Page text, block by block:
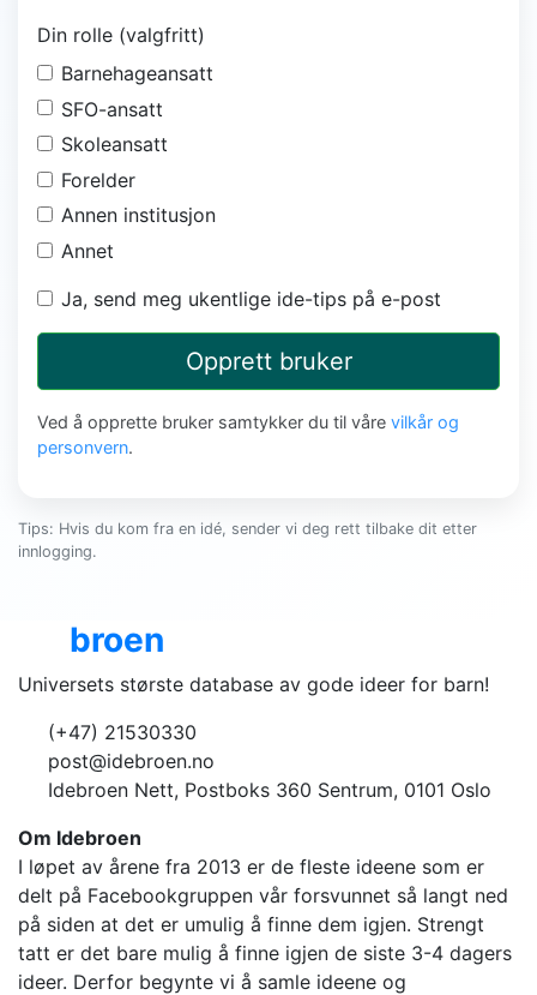
Din rolle (valgfritt)
Barnehageansatt
SFO-ansatt
Skoleansatt
Forelder
Annen institusjon
Annet
Ja, send meg ukentlige ide-tips på e-post
Opprett bruker
Ved å opprette bruker samtykker du til våre vilkår og
personvern.
Tips: Hvis du kom fra en idé, sender vi deg rett tilbake dit etter
innlogging.
broen
Universets største database av gode ideer for barn!
(+47) 21530330
post@idebroen.no
Idebroen Nett, Postboks 360 Sentrum, 0101 Oslo
Om Idebroen
I løpet av årene fra 2013 er de fleste ideene som er
delt på Facebookgruppen vår forsvunnet så langt ned
på siden at det er umulig å finne dem igjen. Strengt
tatt er det bare mulig å finne igjen de siste 3-4 dagers
ideer. Derfor begynte vi å samle ideene og